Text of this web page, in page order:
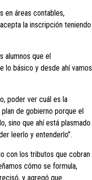
en áreas contables,
la inscripción teniendo
alumnos que el
lo básico y desde ahí vamos
poder ver cuál es la
de gobierno porque el
sino que ahí está plasmado
leerlo y entenderlo”.
con los tributos que cobran
cómo se formula,
y agregó que